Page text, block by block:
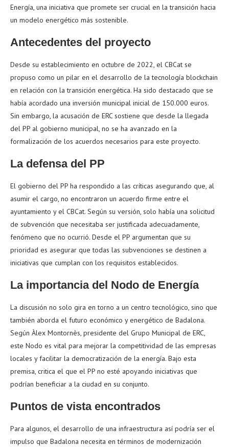
Energía, una iniciativa que promete ser crucial en la transición hacia
un modelo energético más sostenible.
Antecedentes del proyecto
Desde su establecimiento en octubre de 2022, el CBCat se
propuso como un pilar en el desarrollo de la tecnología blockchain
en relación con la transición energética. Ha sido destacado que se
había acordado una inversión municipal inicial de 150.000 euros.
Sin embargo, la acusación de ERC sostiene que desde la llegada
del PP al gobierno municipal, no se ha avanzado en la
formalización de los acuerdos necesarios para este proyecto.
La defensa del PP
El gobierno del PP ha respondido a las críticas asegurando que, al
asumir el cargo, no encontraron un acuerdo firme entre el
ayuntamiento y el CBCat. Según su versión, solo había una solicitud
de subvención que necesitaba ser justificada adecuadamente,
fenómeno que no ocurrió. Desde el PP argumentan que su
prioridad es asegurar que todas las subvenciones se destinen a
iniciativas que cumplan con los requisitos establecidos.
La importancia del Nodo de Energía
La discusión no solo gira en torno a un centro tecnológico, sino que
también aborda el futuro económico y energético de Badalona.
Según Àlex Montornès, presidente del Grupo Municipal de ERC,
este Nodo es vital para mejorar la competitividad de las empresas
locales y facilitar la democratización de la energía. Bajo esta
premisa, critica el que el PP no esté apoyando iniciativas que
podrían beneficiar a la ciudad en su conjunto.
Puntos de vista encontrados
Para algunos, el desarrollo de una infraestructura así podría ser el
impulso que Badalona necesita en términos de modernización